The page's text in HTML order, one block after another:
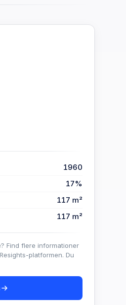
1960
17%
117 m²
117 m²
Find flere informationer
platformen. Du